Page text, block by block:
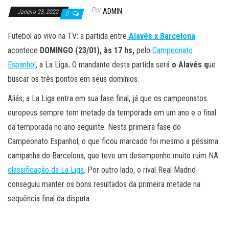
Janeiro 23, 2022 0 Por ADMIN
Futebol ao vivo na TV: a partida entre Alavés x Barcelona
acontece DOMINGO (23/01), às 17 hs, pelo Campeonato
Espanhol, a La Liga. O mandante desta partida será o Alavés que
buscar os três pontos em seus domínios.
Aliás, a La Liga entra em sua fase final, já que os campeonatos
europeus sempre tem metade da temporada em um ano e o final
da temporada no ano seguinte. Nesta primeira fase do
Campeonato Espanhol, o que ficou marcado foi mesmo a péssima
campanha do Barcelona, que teve um desempenho muito ruim NA
classificação da La Liga. Por outro lado, o rival Real Madrid
conseguiu manter os bons resultados da primeira metade na
sequência final da disputa.